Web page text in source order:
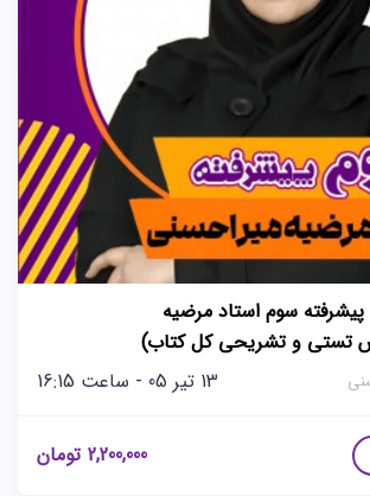
پیشرفته سوم استاد مرضیه
تستی و تشریحی کل کتاب)
13 تیر 05 - ساعت 16:15
2,200,000 تومان